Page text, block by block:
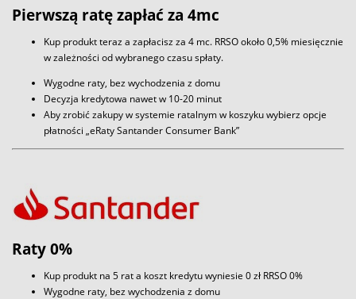
Pierwszą ratę zapłać za 4mc
Kup produkt teraz a zapłacisz za 4 mc. RRSO około 0,5% miesięcznie
w zależności od wybranego czasu spłaty.
Wygodne raty, bez wychodzenia z domu
Decyzja kredytowa nawet w 10-20 minut
Aby zrobić zakupy w systemie ratalnym w koszyku wybierz opcje
płatności „eRaty Santander Consumer Bank”
Raty 0%
Kup produkt na 5 rat a koszt kredytu wyniesie 0 zł RRSO 0%
Wygodne raty, bez wychodzenia z domu